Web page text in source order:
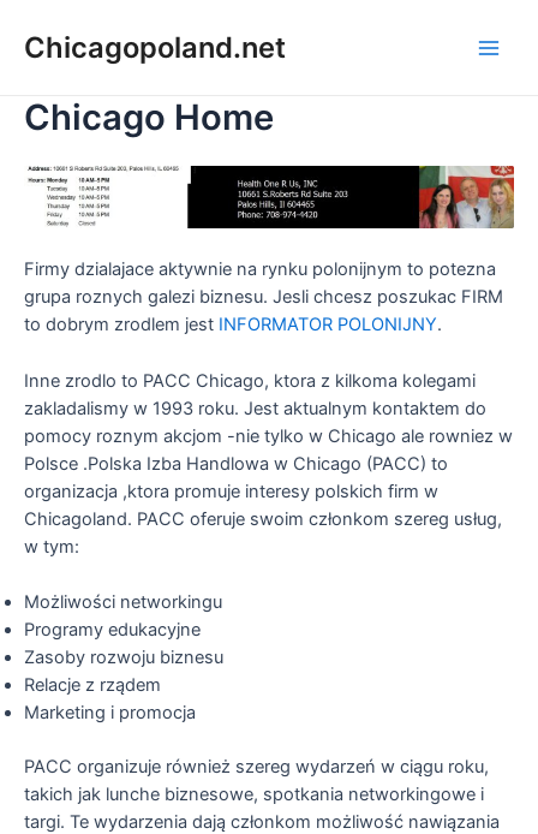
Chicagopoland.net
Chicago Home
Firmy dzialajace aktywnie na rynku polonijnym to potezna
grupa roznych galezi biznesu. Jesli chcesz poszukac FIRM
to dobrym zrodlem jest INFORMATOR POLONIJNY.
Inne zrodlo to PACC Chicago, ktora z kilkoma kolegami
zakladalismy w 1993 roku. Jest aktualnym kontaktem do
pomocy roznym akcjom -nie tylko w Chicago ale rowniez w
Polsce .Polska Izba Handlowa w Chicago (PACC) to
organizacja ,ktora promuje interesy polskich firm w
Chicagoland. PACC oferuje swoim członkom szereg usług,
w tym:
Możliwości networkingu
Programy edukacyjne
Zasoby rozwoju biznesu
Relacje z rządem
Marketing i promocja
PACC organizuje również szereg wydarzeń w ciągu roku,
takich jak lunche biznesowe, spotkania networkingowe i
targi. Te wydarzenia dają członkom możliwość nawiązania